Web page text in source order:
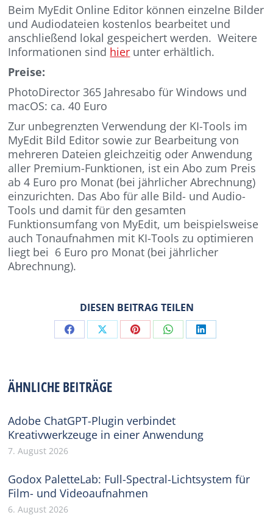
Beim MyEdit Online Editor können einzelne Bilder
und Audiodateien kostenlos bearbeitet und
anschließend lokal gespeichert werden. Weitere
Informationen sind hier unter erhältlich.
Preise:
PhotoDirector 365 Jahresabo für Windows und
macOS: ca. 40 Euro
Zur unbegrenzten Verwendung der KI-Tools im
MyEdit Bild Editor sowie zur Bearbeitung von
mehreren Dateien gleichzeitig oder Anwendung
aller Premium-Funktionen, ist ein Abo zum Preis
ab 4 Euro pro Monat (bei jährlicher Abrechnung)
einzurichten. Das Abo für alle Bild- und Audio-
Tools und damit für den gesamten
Funktionsumfang von MyEdit, um beispielsweise
auch Tonaufnahmen mit KI-Tools zu optimieren
liegt bei 6 Euro pro Monat (bei jährlicher
Abrechnung).
DIESEN BEITRAG TEILEN
Share Share Share Share Share
ÄHNLICHE BEITRÄGE
Adobe ChatGPT-Plugin verbindet
Kreativwerkzeuge in einer Anwendung
7. August 2026
Godox PaletteLab: Full-Spectral-Lichtsystem für
Film- und Videoaufnahmen
6. August 2026